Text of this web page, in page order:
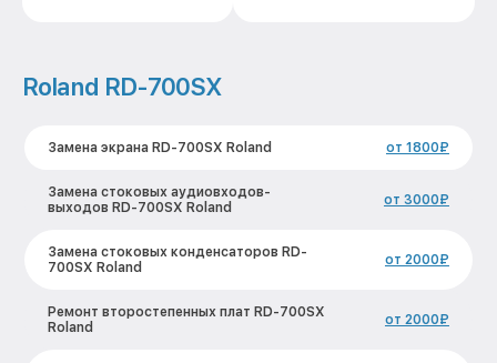
Roland RD-700SX
Замена экрана RD-700SX Roland от 1800₽
Замена стоковых аудиовходов-
выходов RD-700SX Roland
от 3000₽
Замена стоковых конденсаторов RD-
700SX Roland
от 2000₽
Ремонт второстепенных плат RD-700SX
Roland
от 2000₽